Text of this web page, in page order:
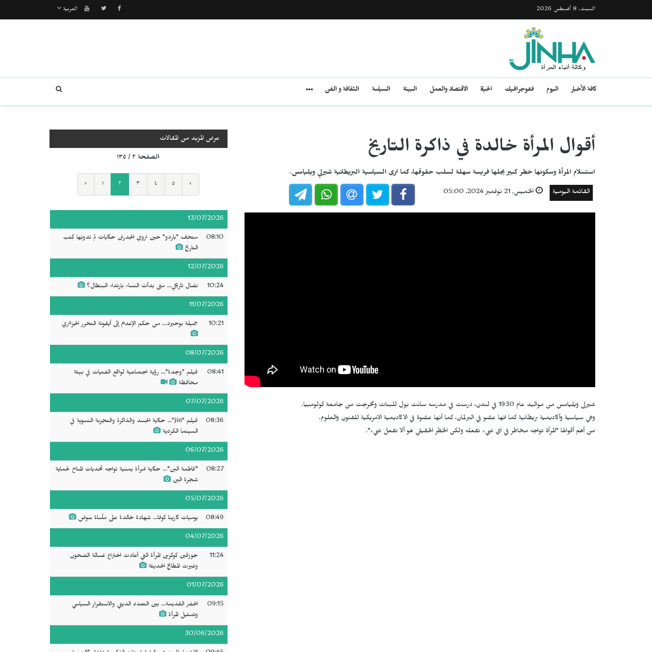
السبت, 8 أغسطس 2026 العربية
كافة الأخبار اليوم انفوجرافيك الحياة الاقتصاد والعمل البيئة السياسة الثقافة و الفن
أقوال المرأة خالدة في ذاكرة التاريخ
استسلام المرأة وسكونها خطر كبير يجلها فريسة سهلة لسلب حقوقها، كما ترى السياسية البريطانية شيرلي ويليامس.
القائمة اليومية الخميس, 21 نوفمبر 2024, 05:00
شيرلى ويليامس من مواليد عام 1930 في لندن، درست في مدرسه سانت بول للبنات وتخرجت من جامعة كولومبيا.
وهي سياسية وأكاديمية بريطانية كما انها عضو في البرلمان، كما أنها عضوة في الاكاديمية الامريكية للفنون والعلوم.
من أهم أقوالها "المرأة تواجه مخاطر في اي شيء تفعله ولكن الخطر الحقيقي هو ألا تفعل شيء".
عرض المزيد من المقالات
الصفحة ٢ / ١٣٥
‹ ١ ٢ ٣ ٤ ٥ ›
13/07/2026
08:10
متحف "باردو" حين تروي الجدران حكايات لم تدونها كتب
التاريخ
12/07/2026
10:24 نضال تاريخي... متى بدأت النساء بارتداء البنطال؟
11/07/2026
10:21 جميلة بوحيرد… من حكم الإعدام إلى أيقونة التحرر الجزائري
08/07/2026
08:41
فيلم "وجدة"... رؤية اجتماعية لواقع الفتيات في بيئة
محافظة
07/07/2026
08:36
فيلم "jin"... حكاية الجسد والذاكرة والتجربة النسوية في
السينما الكردية
06/07/2026
08:27
"فاطمة البن"… حكاية امرأة يمنية تواجه تحديات المناخ لحماية
شجرة البن
05/07/2026
08:49 يوميات كارينا كوانا... شهادة خالدة على مأساة سِواس
04/07/2026
11:24
جوزفين كوكرين المرأة التي أعادت اختراع غسالة الصحون
وغيرت المطابخ الحديثة
01/07/2026
09:15
الحضر القديمة... بين التعدد الديني والاستقرار السياسي
وتمثيل المرأة
30/06/2026